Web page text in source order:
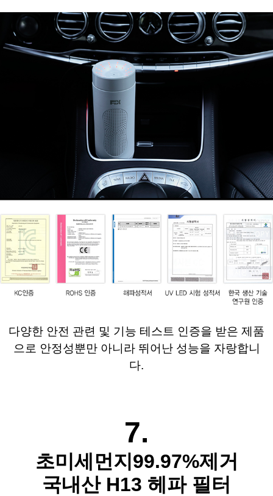
다양한 안전 관련 및 기능 테스트 인증을 받은 제품
으로 안정성뿐만 아니라 뛰어난 성능을 자랑합니
다.
7.
초미세먼지99.97%제거
국내산 H13 헤파 필터